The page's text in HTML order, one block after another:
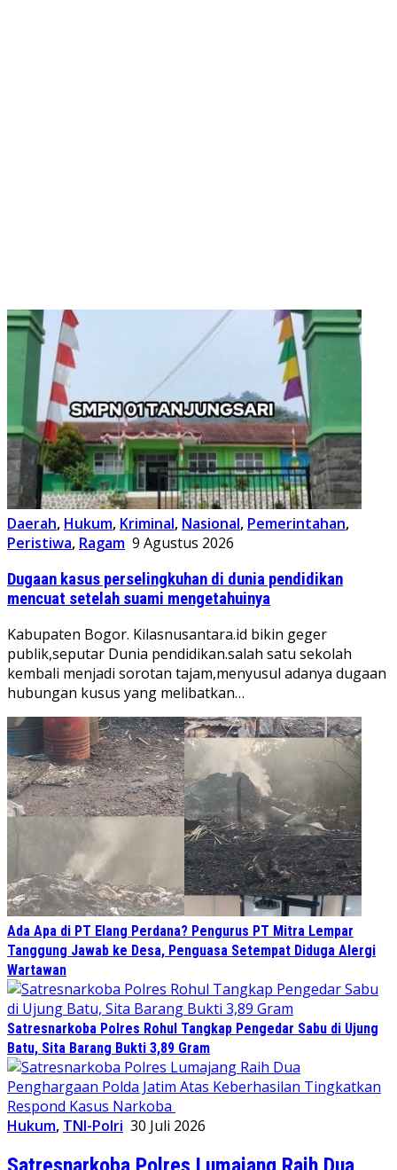
Daerah, Hukum, Kriminal, Nasional, Pemerintahan,
Peristiwa, Ragam 9 Agustus 2026
Dugaan kasus perselingkuhan di dunia pendidikan
mencuat setelah suami mengetahuinya
Kabupaten Bogor. Kilasnusantara.id bikin geger
publik,seputar Dunia pendidikan.salah satu sekolah
kembali menjadi sorotan tajam,menyusul adanya dugaan
hubungan kusus yang melibatkan…
Ada Apa di PT Elang Perdana? Pengurus PT Mitra Lempar
Tanggung Jawab ke Desa, Penguasa Setempat Diduga Alergi
Wartawan
Satresnarkoba Polres Rohul Tangkap Pengedar Sabu di Ujung
Batu, Sita Barang Bukti 3,89 Gram
Hukum, TNI-Polri 30 Juli 2026